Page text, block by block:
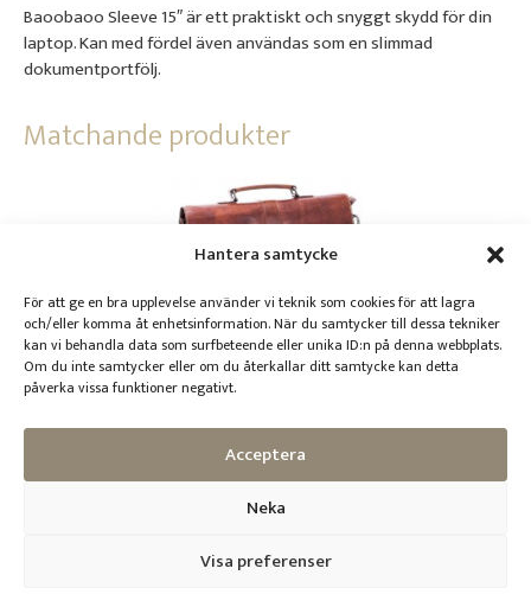
Hantera samtycke
För att ge en bra upplevelse använder vi teknik som cookies för att lagra
och/eller komma åt enhetsinformation. När du samtycker till dessa tekniker
kan vi behandla data som surfbeteende eller unika ID:n på denna webbplats.
Om du inte samtycker eller om du återkallar ditt samtycke kan detta
påverka vissa funktioner negativt.
Acceptera
Neka
Visa preferenser
Baoobaoo Sleeve 15″ är ett praktiskt och snyggt skydd för din
laptop. Kan med fördel även användas som en slimmad
dokumentportfölj.
Matchande produkter
Briefcase 15, 3-fack
3 199kr
Välj alternativ